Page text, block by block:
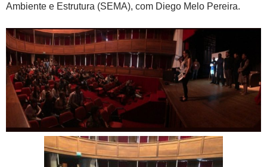
Ambiente e Estrutura (SEMA), com Diego Melo Pereira.